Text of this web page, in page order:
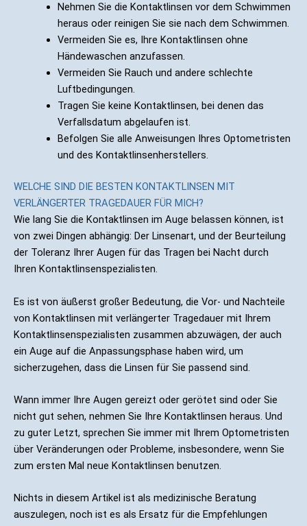
Nehmen Sie die Kontaktlinsen vor dem Schwimmen
heraus oder reinigen Sie sie nach dem Schwimmen.
Vermeiden Sie es, Ihre Kontaktlinsen ohne
Händewaschen anzufassen.
Vermeiden Sie Rauch und andere schlechte
Luftbedingungen.
Tragen Sie keine Kontaktlinsen, bei denen das
Verfallsdatum abgelaufen ist.
Befolgen Sie alle Anweisungen Ihres Optometristen
und des Kontaktlinsenherstellers.
WELCHE SIND DIE BESTEN KONTAKTLINSEN MIT
VERLÄNGERTER TRAGEDAUER FÜR MICH?
Wie lang Sie die Kontaktlinsen im Auge belassen können, ist
von zwei Dingen abhängig: Der Linsenart, und der Beurteilung
der Toleranz Ihrer Augen für das Tragen bei Nacht durch
Ihren Kontaktlinsenspezialisten.
Es ist von äußerst großer Bedeutung, die Vor- und Nachteile
von Kontaktlinsen mit verlängerter Tragedauer mit Ihrem
Kontaktlinsenspezialisten zusammen abzuwägen, der auch
ein Auge auf die Anpassungsphase haben wird, um
sicherzugehen, dass die Linsen für Sie passend sind.
Wann immer Ihre Augen gereizt oder gerötet sind oder Sie
nicht gut sehen, nehmen Sie Ihre Kontaktlinsen heraus. Und
zu guter Letzt, sprechen Sie immer mit Ihrem Optometristen
über Veränderungen oder Probleme, insbesondere, wenn Sie
zum ersten Mal neue Kontaktlinsen benutzen.
Nichts in diesem Artikel ist als medizinische Beratung
auszulegen, noch ist es als Ersatz für die Empfehlungen